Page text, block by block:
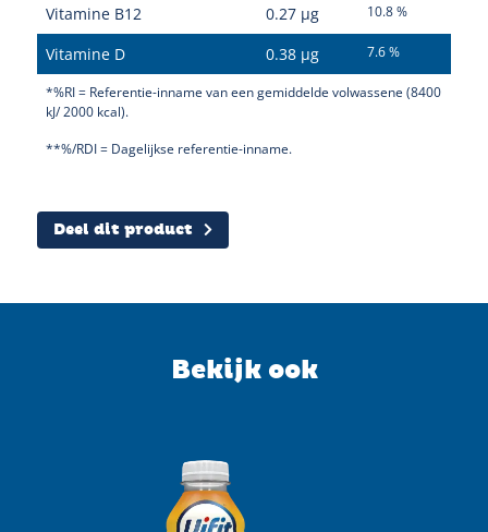
Vitamine B12 0.27 µg 10.8 %
Vitamine D 0.38 µg 7.6 %
*%RI = Referentie-inname van een gemiddelde volwassene (8400
kJ/ 2000 kcal).
**%/RDI = Dagelijkse referentie-inname.
Deel dit product
Bekijk ook
Sluiten